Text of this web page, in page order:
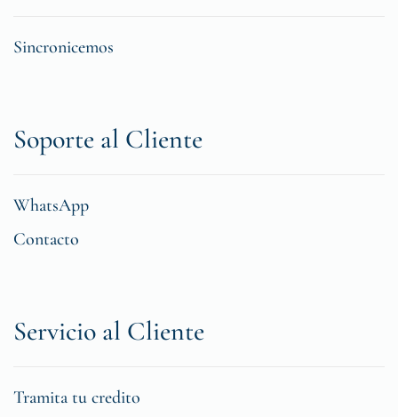
Sincronicemos
Soporte al Cliente
WhatsApp
Contacto
Servicio al Cliente
Tramita tu credito